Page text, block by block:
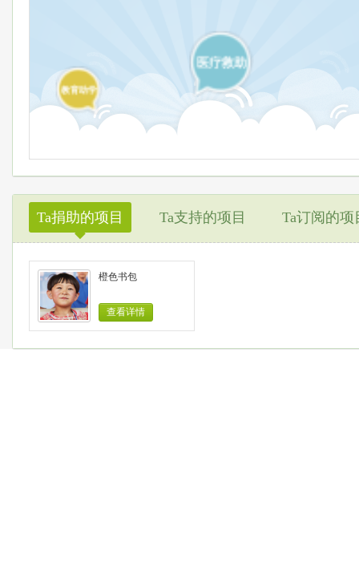
医疗救助
教育助学
Ta捐助的项目
◆
Ta支持的项目 Ta订阅的项
橙色书包
查看详情